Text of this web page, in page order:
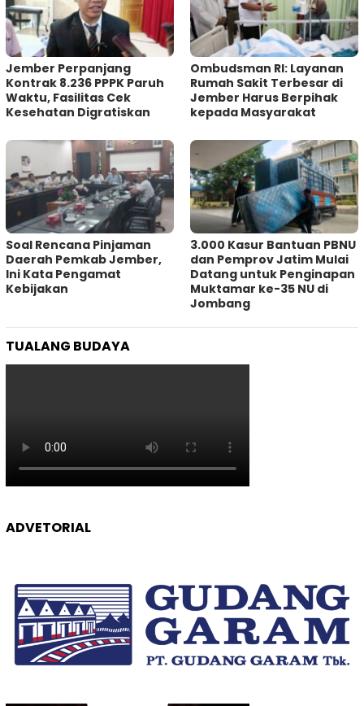
Jember Perpanjang
Kontrak 8.236 PPPK Paruh
Waktu, Fasilitas Cek
Kesehatan Digratiskan
Ombudsman RI: Layanan
Rumah Sakit Terbesar di
Jember Harus Berpihak
kepada Masyarakat
‎Soal Rencana Pinjaman
Daerah Pemkab Jember,
Ini Kata Pengamat
Kebijakan ‎
3.000 Kasur Bantuan PBNU
dan Pemprov Jatim Mulai
Datang untuk Penginapan
Muktamar ke-35 NU di
Jombang
TUALANG BUDAYA
ADVETORIAL